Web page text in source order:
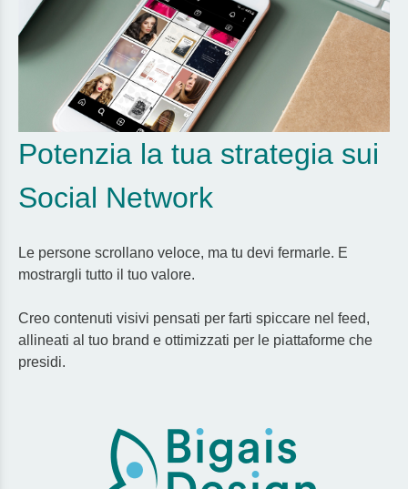
Potenzia la tua strategia sui
Social Network
Le persone scrollano veloce, ma tu devi fermarle. E
mostrargli tutto il tuo valore.
Creo contenuti visivi pensati per farti spiccare nel feed,
allineati al tuo brand e ottimizzati per le piattaforme che
presidi.